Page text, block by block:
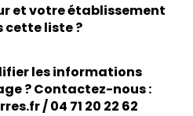
et votre établissement
cette liste ?
les informations
? Contactez-nous :
/ 04 71 20 22 62